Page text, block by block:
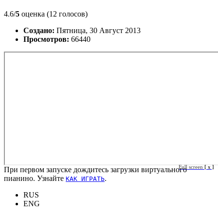
4.6/5 оценка (12 голосов)
Создано: Пятница, 30 Август 2013
Просмотров: 66440
Full screen [ x ]
При первом запуске дождитесь загрузки виртуального
пианино. Узнайте КАК ИГРАТЬ.
RUS
ENG